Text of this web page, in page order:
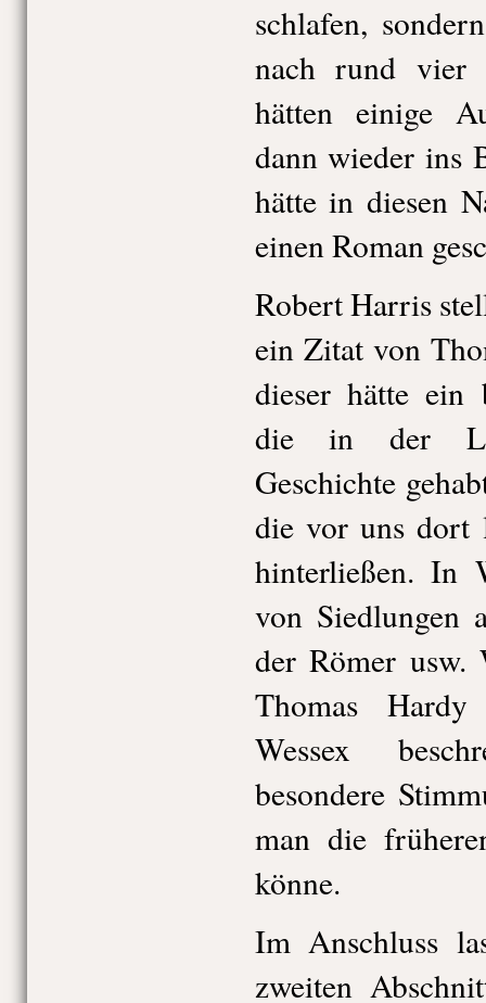
schlafen,
nach rund vier
hätten einige
dann wieder ins
hätte in diesen
einen Roman
Robert Harris
ein Zitat von
dieser hätte ein
die in der
Geschichte
die vor uns dort
hinterließen. In
von Siedlungen
der Römer usw.
Thomas
Wessex
besondere
man die
könne.
Im Anschluss
zweiten